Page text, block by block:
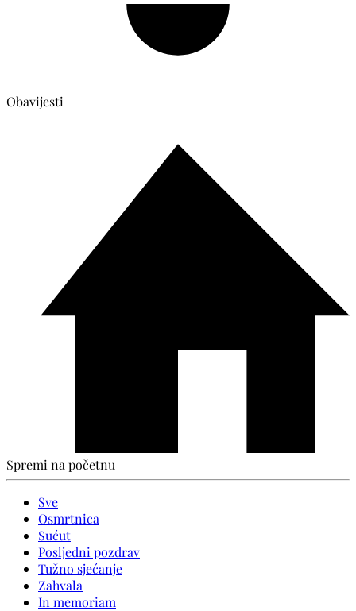
Obavijesti
Spremi na početnu
Sve
Osmrtnica
Sućut
Posljedni pozdrav
Tužno sjećanje
Zahvala
In memoriam